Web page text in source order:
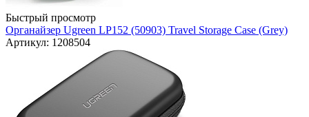
Быстрый просмотр
Органайзер Ugreen LP152 (50903) Travel Storage Case (Grey)
Артикул: 1208504